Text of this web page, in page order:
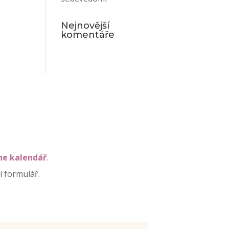
Nejnovější
komentáře
kalendář.
formulář.